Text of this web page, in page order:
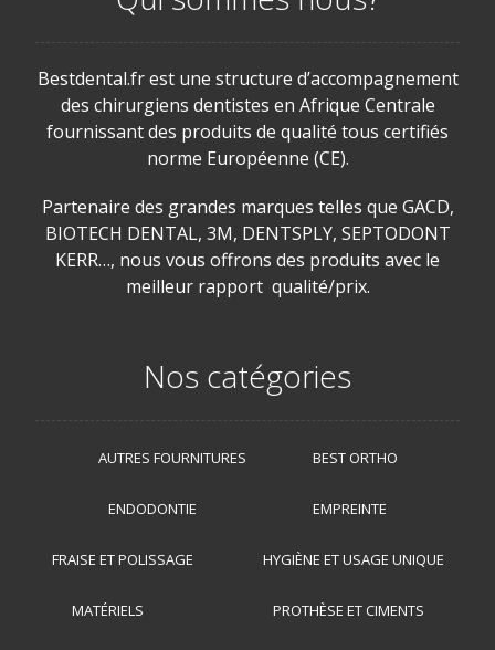
Bestdental.fr est une structure d’accompagnement
des chirurgiens dentistes en Afrique Centrale
fournissant des produits de qualité tous certifiés
norme Européenne (CE).
Partenaire des grandes marques telles que GACD,
BIOTECH DENTAL, 3M, DENTSPLY, SEPTODONT
KERR…, nous vous offrons des produits avec le
meilleur rapport qualité/prix.
Nos catégories
AUTRES FOURNITURES BEST ORTHO
ENDODONTIE EMPREINTE
FRAISE ET POLISSAGE HYGIÈNE ET USAGE UNIQUE
MATÉRIELS PROTHÈSE ET CIMENTS